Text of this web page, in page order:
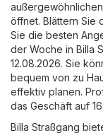
öffnet. Blättern Sie
Sie die besten
der Woche in Billa
12.08.2026. Sie
bequem von zu
effektiv planen.
das Geschäft auf
Billa Straßgang